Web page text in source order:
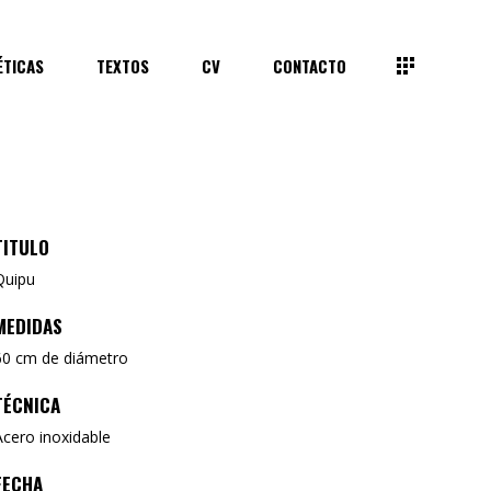
TEXTOS CV CONTACTO
cm de diámetro
inoxidable